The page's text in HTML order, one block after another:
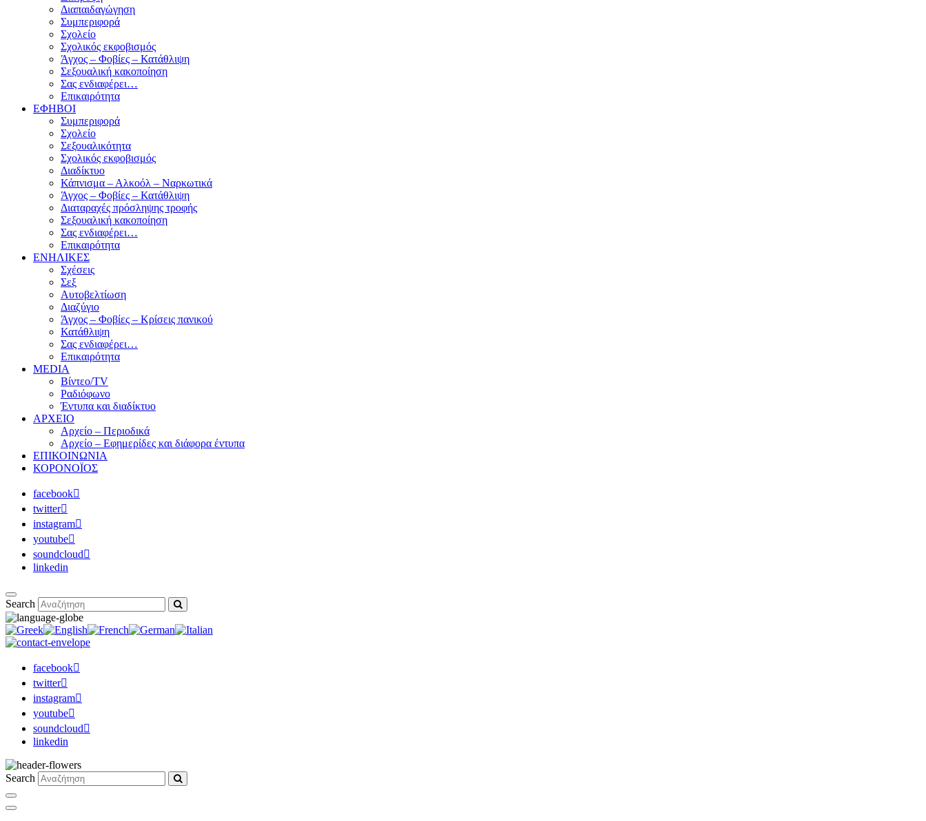
Διαπαιδαγώγηση
Συμπεριφορά
Σχολείο
Σχολικός εκφοβισμός
Άγχος – Φοβίες – Κατάθλιψη
Σεξουαλική κακοποίηση
Σας ενδιαφέρει…
Επικαιρότητα
ΕΦΗΒΟΙ
Συμπεριφορά
Σχολείο
Σεξουαλικότητα
Σχολικός εκφοβισμός
Διαδίκτυο
Κάπνισμα – Αλκοόλ – Ναρκωτικά
Άγχος – Φοβίες – Κατάθλιψη
Διαταραχές πρόσληψης τροφής
Σεξουαλική κακοποίηση
Σας ενδιαφέρει…
Επικαιρότητα
ΕΝΗΛΙΚΕΣ
Σχέσεις
Σεξ
Αυτοβελτίωση
Διαζύγιο
Άγχος – Φοβίες – Κρίσεις πανικού
Κατάθλιψη
Σας ενδιαφέρει…
Επικαιρότητα
MEDIA
Βίντεο/TV
Ραδιόφωνο
Έντυπα και διαδίκτυο
ΑΡΧΕΙΟ
Αρχείο – Περιοδικά
Αρχείο – Εφημερίδες και διάφορα έντυπα
ΕΠΙΚΟΙΝΩΝΙΑ
ΚΟΡΟΝΟΪΟΣ
facebook
twitter
instagram
youtube
soundcloud
linkedin
Search
facebook
twitter
instagram
youtube
soundcloud
linkedin
Search